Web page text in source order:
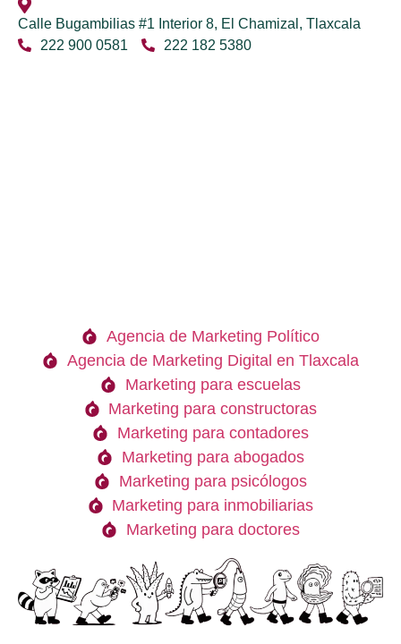
Calle Bugambilias #1 Interior 8, El Chamizal, Tlaxcala
222 900 0581
222 182 5380
Agencia de Marketing Político
Agencia de Marketing Digital en Tlaxcala
Marketing para escuelas
Marketing para constructoras
Marketing para contadores
Marketing para abogados
Marketing para psicólogos
Marketing para inmobiliarias
Marketing para doctores